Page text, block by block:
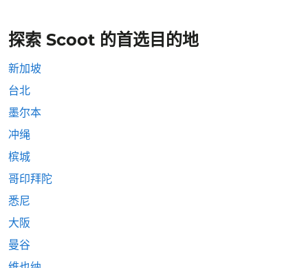
探索 Scoot 的首选目的地
新加坡
台北
墨尔本
冲绳
槟城
哥印拜陀
悉尼
大阪
曼谷